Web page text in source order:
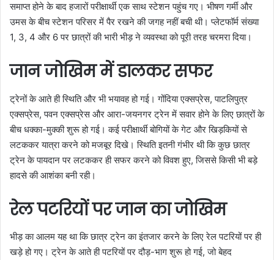
समाप्त होने के बाद हजारों परीक्षार्थी एक साथ स्टेशन पहुंच गए। भीषण गर्मी और
उमस के बीच स्टेशन परिसर में पैर रखने की जगह नहीं बची थी। प्लेटफॉर्म संख्या
1, 3, 4 और 6 पर छात्रों की भारी भीड़ ने व्यवस्था को पूरी तरह चरमरा दिया।
जान जोखिम में डालकर सफर
ट्रेनों के आते ही स्थिति और भी भयावह हो गई। गोंदिया एक्सप्रेस, पाटलिपुत्र
एक्सप्रेस, पवन एक्सप्रेस और आरा-जयनगर ट्रेन में सवार होने के लिए छात्रों के
बीच धक्का-मुक्की शुरू हो गई। कई परीक्षार्थी बोगियों के गेट और खिड़कियों से
लटककर यात्रा करने को मजबूर दिखे। स्थिति इतनी गंभीर थी कि कुछ छात्र
ट्रेन के पायदान पर लटककर ही सफर करने को विवश हुए, जिससे किसी भी बड़े
हादसे की आशंका बनी रही।
रेल पटरियों पर जान का जोखिम
भीड़ का आलम यह था कि छात्र ट्रेन का इंतजार करने के लिए रेल पटरियों पर ही
खड़े हो गए। ट्रेन के आते ही पटरियों पर दौड़-भाग शुरू हो गई, जो बेहद